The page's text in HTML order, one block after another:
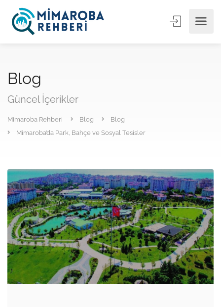
Blog
Güncel İçerikler
Mimaroba Rehberi Blog
Blog
Mimaroba’da Park, Bahçe ve Sosyal Tesisler